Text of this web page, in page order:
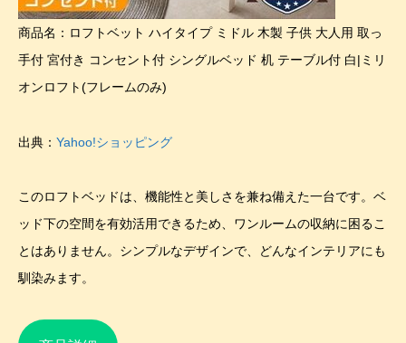
商品名：ロフトベット ハイタイプ ミドル 木製 子供 大人用 取っ
手付 宮付き コンセント付 シングルベッド 机 テーブル付 白|ミリ
オンロフト(フレームのみ)
出典： Yahoo!ショッピング
このロフトベッドは、機能性と美しさを兼ね備えた一台です。ベ
ッド下の空間を有効活用できるため、ワンルームの収納に困るこ
とはありません。シンプルなデザインで、どんなインテリアにも
馴染みます。